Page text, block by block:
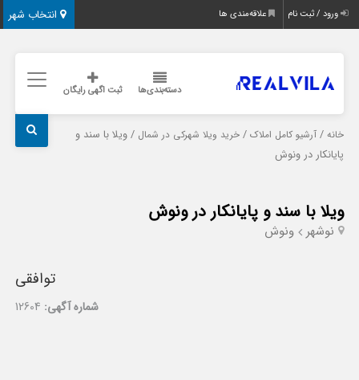
انتخاب شهر ورود / ثبت نام علاقه‌مندی ها
دسته‌بندی‌ها ثبت اگهی رایگان
خانه /آرشیو کامل املاک /خرید ویلا شهرکی در شمال / ویلا با سند و
پایانکار در ونوش
ویلا با سند و پایانکار در ونوش
نوشهر ونوش
توافقی
شماره آگهی: 12604